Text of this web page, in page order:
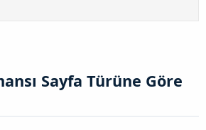
Sayfa Türüne Göre